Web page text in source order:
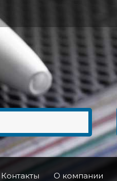
Контакты О компании